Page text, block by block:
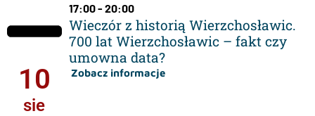
10
sie
17:00 - 20:00
Wieczór z historią Wierzchosławic.
700 lat Wierzchosławic – fakt czy
umowna data?
Zobacz informacje